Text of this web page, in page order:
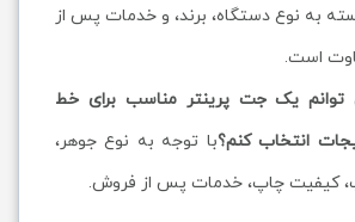
به نوع دستگاه، برند، و خدمات پس از
است.
یک جت پرینتر مناسب برای خط
انتخاب کنم؟با توجه به نوع جوهر،
کیفیت چاپ، خدمات پس از فروش.